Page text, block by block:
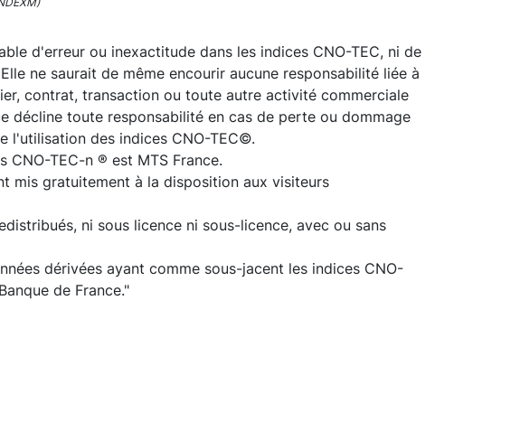
d'erreur ou inexactitude dans les indices CNO-TEC, ni de
ne saurait de même encourir aucune responsabilité liée à
contrat, transaction ou toute autre activité commerciale
décline toute responsabilité en cas de perte ou dommage
l'utilisation des indices CNO-TEC©.
CNO-TEC-n ® est MTS France.
mis gratuitement à la disposition aux visiteurs
ni sous licence ni sous-licence, avec ou sans
dérivées ayant comme sous-jacent les indices CNO-
de France."